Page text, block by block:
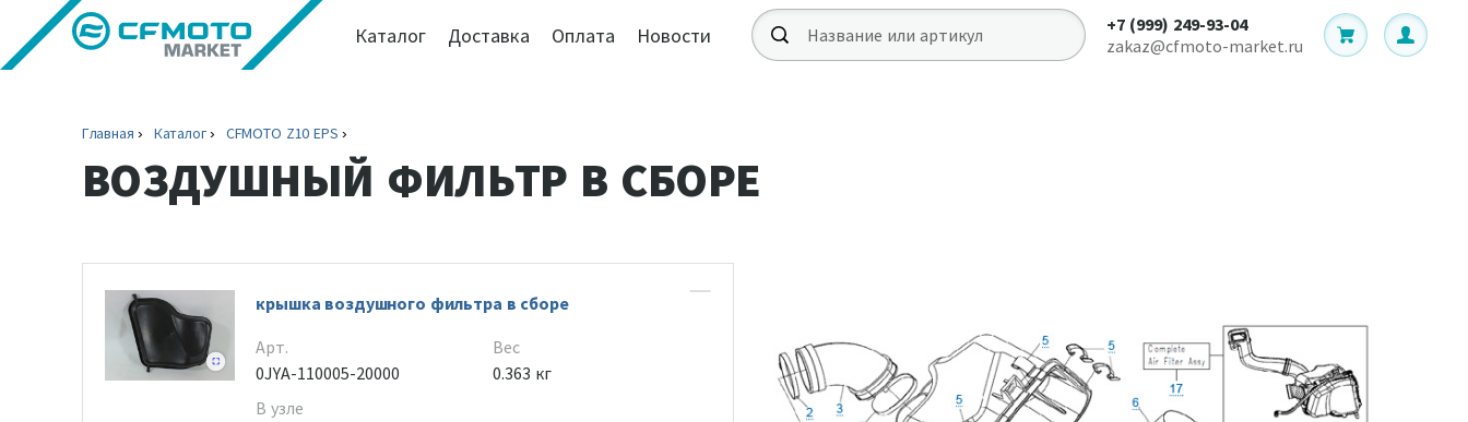
Каталог Доставка Оплата Новости
+7 (999) 249-93-04
zakaz@cfmoto-market.ru
Главная Каталог CFMOTO Z10 EPS
ВОЗДУШНЫЙ ФИЛЬТР В СБОРЕ
крышка воздушного фильтра в сборе
Арт.
0JYA-110005-20000
В узле
Вес
0.363 кг